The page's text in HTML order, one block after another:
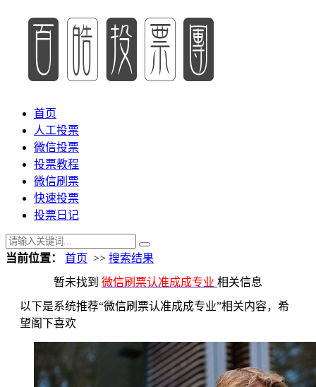
首页
人工投票
微信投票
投票教程
微信刷票
快速投票
投票日记
当前位置： 首页 >> 搜索结果
暂未找到 微信刷票认准成成专业 相关信息
以下是系统推荐“微信刷票认准成成专业”相关内容，希
望阁下喜欢